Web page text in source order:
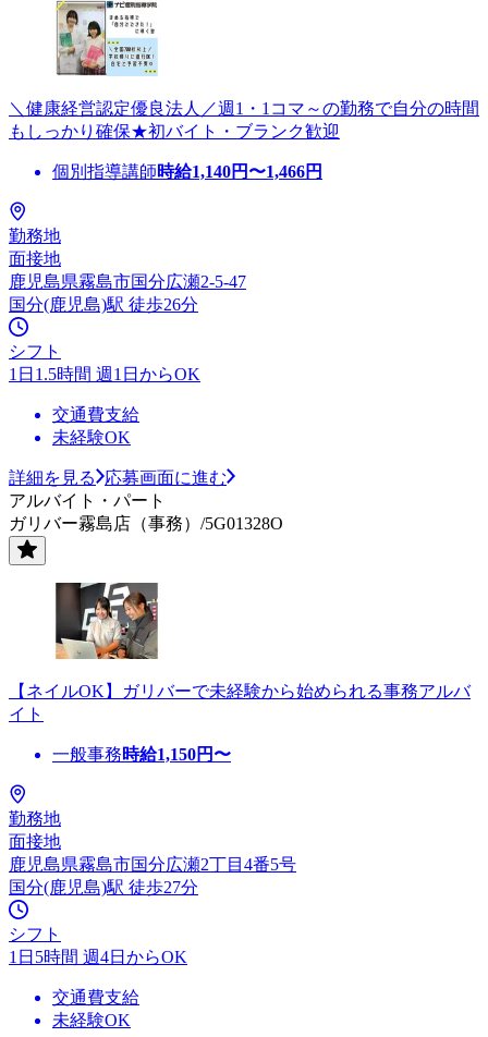
＼健康経営認定優良法人／週1・1コマ～の勤務で自分の時間
もしっかり確保★初バイト・ブランク歓迎
個別指導講師時給1,140円〜1,466円
勤務地
面接地
鹿児島県霧島市国分広瀬2-5-47
国分(鹿児島)駅 徒歩26分
シフト
1日1.5時間 週1日からOK
交通費支給
未経験OK
詳細を見る
応募画面に進む
アルバイト・パート
ガリバー霧島店（事務）/5G01328O
【ネイルOK】ガリバーで未経験から始められる事務アルバ
イト
一般事務時給1,150円〜
勤務地
面接地
鹿児島県霧島市国分広瀬2丁目4番5号
国分(鹿児島)駅 徒歩27分
シフト
1日5時間 週4日からOK
交通費支給
未経験OK